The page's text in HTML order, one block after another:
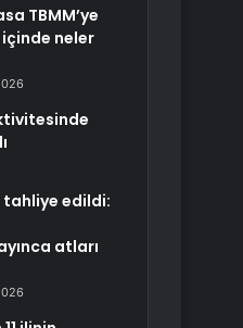
TBMM’ye
neler
tahliye edildi:
atları